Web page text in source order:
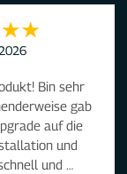
und die App
Unklar ist
Ladekarten,
Bin sehr
gab
auf die
und
und